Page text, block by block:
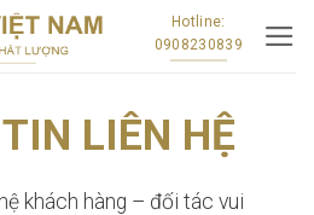
Hotline:
0908230839
LIÊN HỆ
khách hàng – đối tác vui